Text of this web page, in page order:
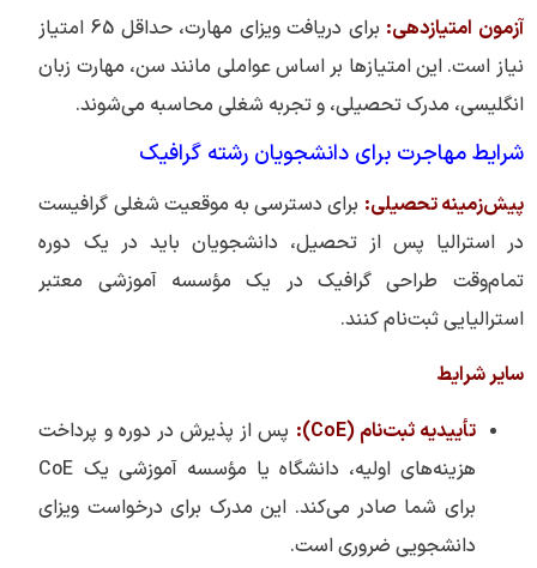
آزمون امتیازدهی:
برای دریافت ویزای مهارت، حداقل 65 امتیاز
نیاز است. این امتیازها بر اساس عواملی مانند سن، مهارت زبان
انگلیسی، مدرک تحصیلی، و تجربه شغلی محاسبه می‌شوند.
شرایط مهاجرت برای دانشجویان رشته گرافیک
پیش‌زمینه تحصیلی: برای دسترسی به موقعیت شغلی گرافیست
در استرالیا پس از تحصیل، دانشجویان باید در یک دوره
تمام‌وقت طراحی گرافیک در یک مؤسسه آموزشی معتبر
استرالیایی ثبت‌نام کنند.
سایر شرایط
تأییدیه ثبت‌نام (CoE):
پس از پذیرش در دوره و پرداخت
هزینه‌های اولیه، دانشگاه یا مؤسسه آموزشی یک CoE
برای شما صادر می‌کند. این مدرک برای درخواست ویزای
دانشجویی ضروری است.